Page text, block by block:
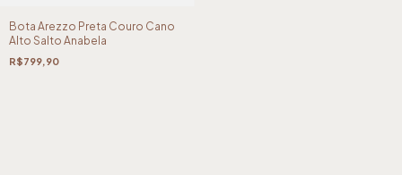
Bota Arezzo Preta Couro Cano
Alto Salto Anabela
R$799,90